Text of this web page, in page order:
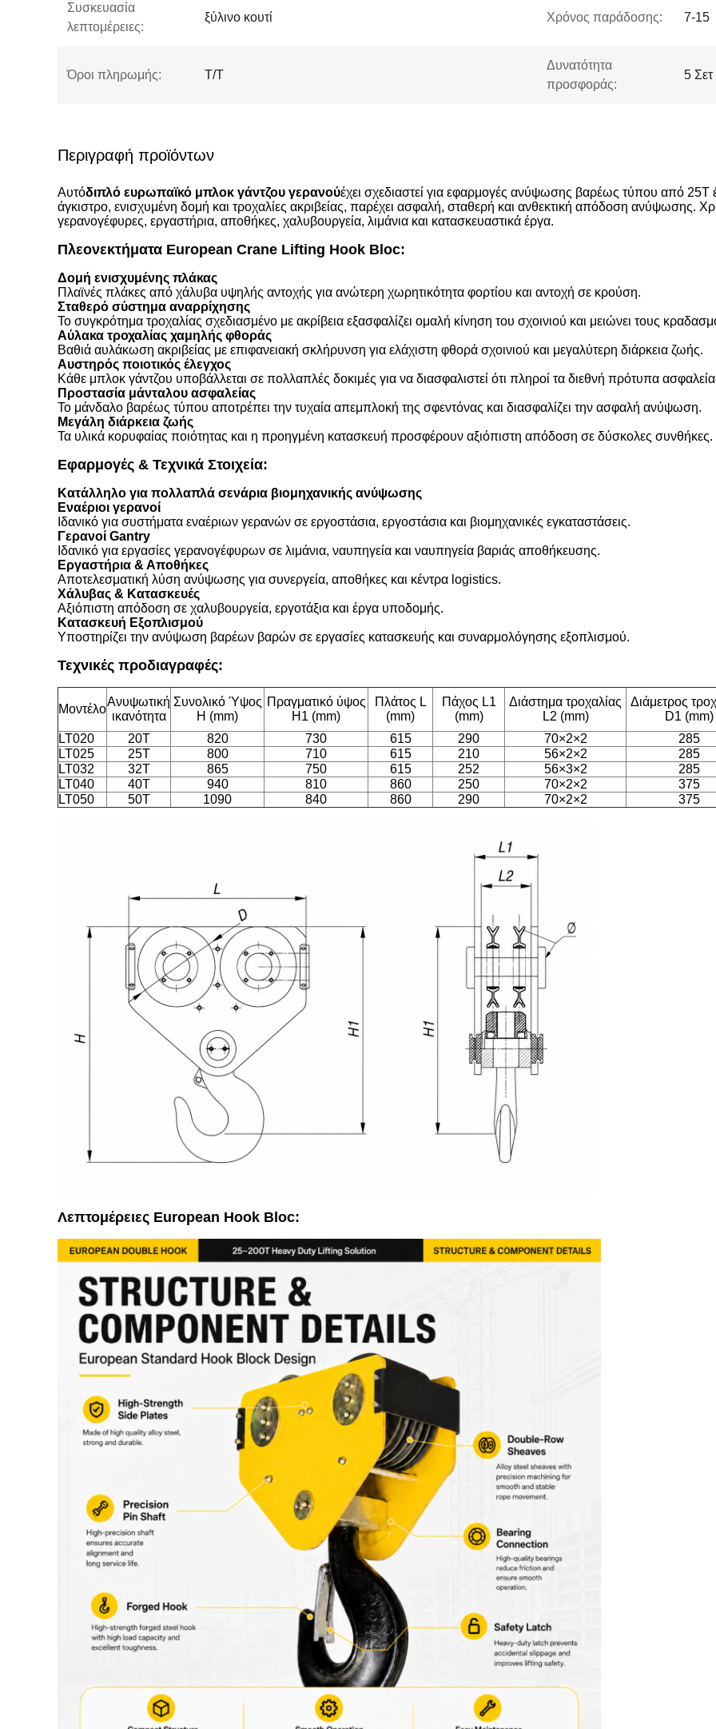
Συσκευασία
λεπτομέρειες:
ξύλινο κουτί Χρόνος παράδοσης: 7-15
Όροι πληρωμής: T/T
Δυνατότητα
προσφοράς:
5
Περιγραφή προϊόντων
Αυτόδιπλό ευρωπαϊκό μπλοκ γάντζου γερανούέχει σχεδιαστεί για εφαρμογές ανύψωσης βαρέως τύπου από
άγκιστρο, ενισχυμένη δομή και τροχαλίες ακριβείας, παρέχει ασφαλή, σταθερή και ανθεκτική απόδοση ανύψωσης.
γερανογέφυρες, εργαστήρια, αποθήκες, χαλυβουργεία, λιμάνια και κατασκευαστικά έργα.
Πλεονεκτήματα European Crane Lifting Hook Bloc:
Δομή ενισχυμένης πλάκας
Πλαϊνές πλάκες από χάλυβα υψηλής αντοχής για ανώτερη χωρητικότητα φορτίου και αντοχή σε κρούση.
Σταθερό σύστημα αναρρίχησης
Το συγκρότημα τροχαλίας σχεδιασμένο με ακρίβεια εξασφαλίζει ομαλή κίνηση του σχοινιού και μειώνει τους
Αύλακα τροχαλίας χαμηλής φθοράς
Βαθιά αυλάκωση ακριβείας με επιφανειακή σκλήρυνση για ελάχιστη φθορά σχοινιού και μεγαλύτερη διάρκεια ζωής.
Αυστηρός ποιοτικός έλεγχος
Κάθε μπλοκ γάντζου υποβάλλεται σε πολλαπλές δοκιμές για να διασφαλιστεί ότι πληροί τα διεθνή πρότυπα
Προστασία μάνταλου ασφαλείας
Το μάνδαλο βαρέως τύπου αποτρέπει την τυχαία απεμπλοκή της σφεντόνας και διασφαλίζει την ασφαλή ανύψωση.
Μεγάλη διάρκεια ζωής
Τα υλικά κορυφαίας ποιότητας και η προηγμένη κατασκευή προσφέρουν αξιόπιστη απόδοση σε δύσκολες συνθήκες.
Εφαρμογές & Τεχνικά Στοιχεία:
Κατάλληλο για πολλαπλά σενάρια βιομηχανικής ανύψωσης
Εναέριοι γερανοί
Ιδανικό για συστήματα εναέριων γερανών σε εργοστάσια, εργοστάσια και βιομηχανικές εγκαταστάσεις.
Γερανοί Gantry
Ιδανικό για εργασίες γερανογέφυρων σε λιμάνια, ναυπηγεία και ναυπηγεία βαριάς αποθήκευσης.
Εργαστήρια & Αποθήκες
Αποτελεσματική λύση ανύψωσης για συνεργεία, αποθήκες και κέντρα logistics.
Χάλυβας & Κατασκευές
Αξιόπιστη απόδοση σε χαλυβουργεία, εργοτάξια και έργα υποδομής.
Κατασκευή Εξοπλισμού
Υποστηρίζει την ανύψωση βαρέων βαρών σε εργασίες κατασκευής και συναρμολόγησης εξοπλισμού.
Τεχνικές προδιαγραφές:
Μοντέλο
Ανυψωτική
ικανότητα
Συνολικό Ύψος
H (mm)
Πραγματικό ύψος
H1 (mm)
Πλάτος L
(mm)
Πάχος L1
(mm)
Διάστημα τροχαλίας
L2 (mm)
Διάμετρος
D1 (mm)
LT020
20Τ 820 730 615 290 70×2×2 285
LT025
25Τ 800 710 615 210 56×2×2 285
LT032
32Τ 865 750 615 252 56×3×2 285
LT040
40Τ 940 810 860 250 70×2×2 375
LT050
50Τ 1090 840 860 290 70×2×2 375
Λεπτομέρειες European Hook Bloc: